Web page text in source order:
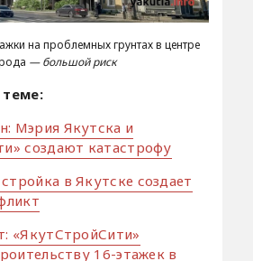
на проблемных грунтах в центре
— большой риск
Мэрия Якутска и
создают катастрофу
в Якутске создает
«ЯкутСтройСити»
16-этажек в